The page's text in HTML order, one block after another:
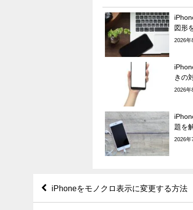
図形
2026年
きの
2026年
題を
2026年
iPhoneをモノクロ表示に変更する方法